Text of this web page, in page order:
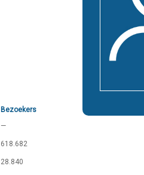
Bezoekers
—
618.682
28.840